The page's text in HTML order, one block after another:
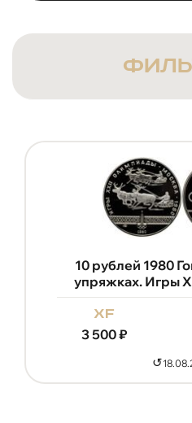
10 рублей 1980
упряжках. Игры
xf
3 500₽
↺